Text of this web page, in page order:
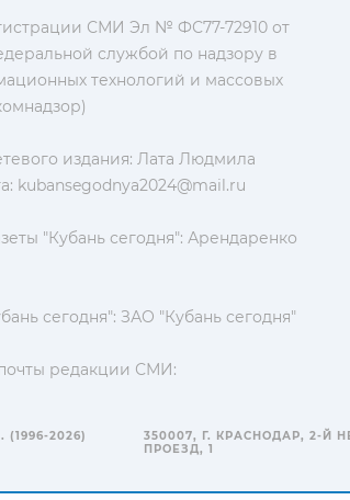
СМИ Эл № ФС77-72910 от
службой по надзору в
технологий и массовых
издания: Лата Людмила
kubansegodnya2024@mail.ru
"Кубань сегодня": Арендаренко
сегодня": ЗАО "Кубань сегодня"
редакции СМИ:
2026)
350007, Г. КРАСНОДАР, 2-Й
ПРОЕЗД, 1